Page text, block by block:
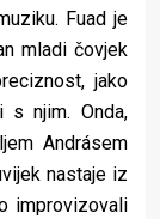
Fuad je
mladi čovjek
jako
s njim. Onda,
Andrásem
nastaje iz
improvizovali